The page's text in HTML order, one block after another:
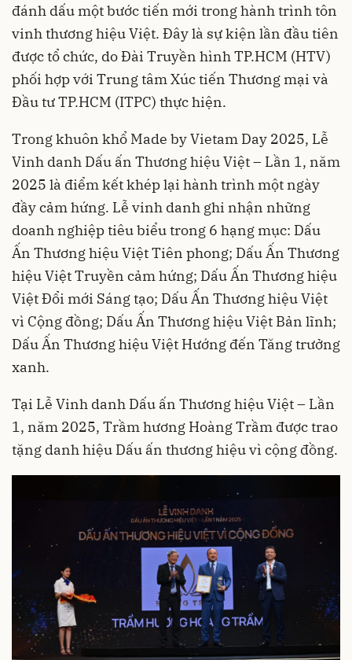
đánh dấu một bước tiến mới trong hành trình tôn
vinh thương hiệu Việt. Đây là sự kiện lần đầu tiên
được tổ chức, do Đài Truyền hình TP.HCM (HTV)
phối hợp với Trung tâm Xúc tiến Thương mại và
Đầu tư TP.HCM (ITPC) thực hiện.
Trong khuôn khổ Made by Vietam Day 2025, Lễ
Vinh danh Dấu ấn Thương hiệu Việt – Lần 1, năm
2025 là điểm kết khép lại hành trình một ngày
đầy cảm hứng. Lễ vinh danh ghi nhận những
doanh nghiệp tiêu biểu trong 6 hạng mục: Dấu
Ấn Thương hiệu Việt Tiên phong; Dấu Ấn Thương
hiệu Việt Truyền cảm hứng; Dấu Ấn Thương hiệu
Việt Đổi mới Sáng tạo; Dấu Ấn Thương hiệu Việt
vì Cộng đồng; Dấu Ấn Thương hiệu Việt Bản lĩnh;
Dấu Ấn Thương hiệu Việt Hướng đến Tăng trưởng
xanh.
Tại Lễ Vinh danh Dấu ấn Thương hiệu Việt – Lần
1, năm 2025, Trầm hương Hoàng Trầm được trao
tặng danh hiệu Dấu ấn thương hiệu vì cộng đồng.